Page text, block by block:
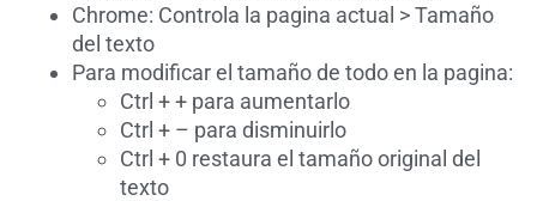
Chrome: Controla la pagina actual > Tamaño
del texto
Para modificar el tamaño de todo en la pagina:
Ctrl + + para aumentarlo
Ctrl + – para disminuirlo
Ctrl + 0 restaura el tamaño original del
texto